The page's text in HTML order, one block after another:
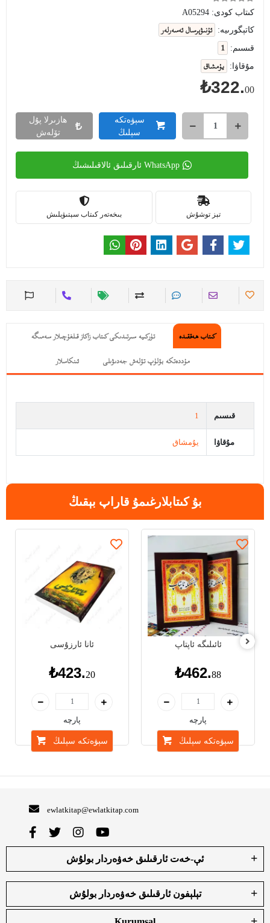
كىتاب كودى: A05294
كاتېگورىيە:
ئۇنىۋېرسال ئەسەرلەر
قىسىم: 1
مۇقاۋا: يۇمشاق
₺322.00
سېۋەتكە
سېلىڭ
ھازىرلا پۇل
تۆلەش
WhatsApp ئارقىلىق ئالاقىلىشىڭ
تېز توشۇش بىخەتەر كىتاب سېتىۋېلىش
كىتاب ھەققىدە تۈركىيە سىرتىدىكى كىتاب زاكاز قىلغۇچىلار سەمىگە
مۇددەتكە بۆلۈپ تۆلەش جەدىۋىلى ئىنكاسلار
قىسىم 1
مۇقاۋا يۇمشاق
بۇ كىتابلارغىمۇ قاراپ بېقىڭ
ئانا ئارزۇسى
₺423.20
پارچە
سېۋەتكە سېلىڭ
ئائىلىگە ئاپتاپ
₺462.88
پارچە
سېۋەتكە سېلىڭ
ewlatkitap@ewlatkitap.com
ئې-خەت ئارقىلىق خەۋەردار بولۇش
تېلېفون ئارقىلىق خەۋەردار بولۇش